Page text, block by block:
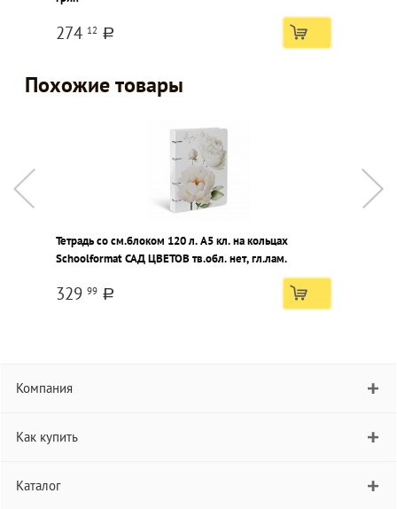
274 12 a
Похожие товары
Тетрадь со см.блоком 120 л. А5 кл. на кольцах
Schoolformat САД ЦВЕТОВ тв.обл. нет, гл.лам.
329 99 a
Компания
Как купить
Каталог